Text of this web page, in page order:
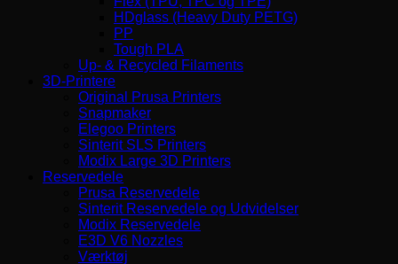
HDglass (Heavy Duty PETG)
PP
Tough PLA
Up- & Recycled Filaments
3D-Printere
Original Prusa Printers
Snapmaker
Elegoo Printers
Sinterit SLS Printers
Modix Large 3D Printers
Reservedele
Prusa Reservedele
Sinterit Reservedele og Udvidelser
Modix Reservedele
E3D V6 Nozzles
Værktøj